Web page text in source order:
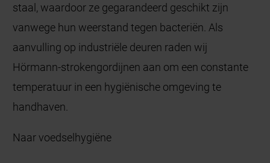
staal, waardoor ze gegarandeerd geschikt zijn
vanwege hun weerstand tegen bacteriën. Als
aanvulling op industriële deuren raden wij
Hörmann-strokengordijnen aan om een constante
temperatuur in een hygiënische omgeving te
handhaven.
Naar voedselhygiëne